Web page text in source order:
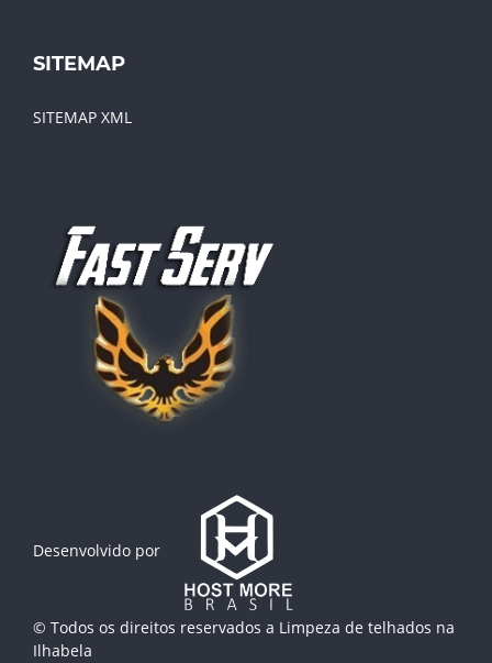
SITEMAP
SITEMAP XML
Desenvolvido por
© Todos os direitos reservados a Limpeza de telhados na
Ilhabela